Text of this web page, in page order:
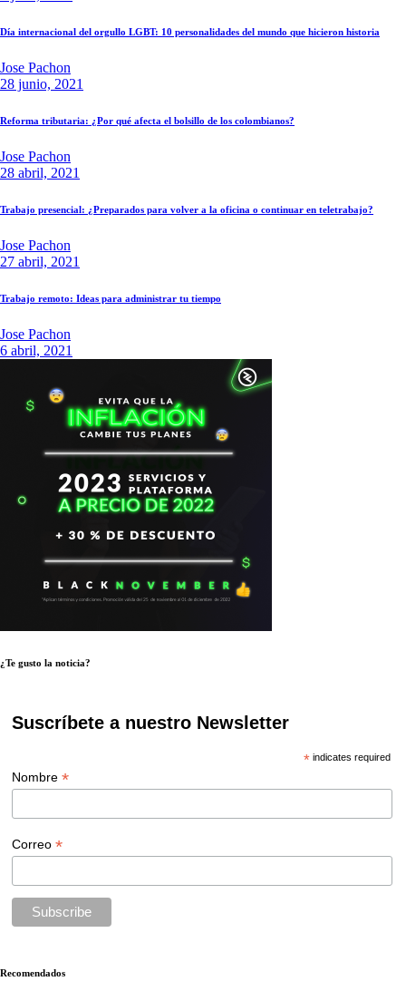
Día internacional del orgullo LGBT: 10 personalidades del mundo que hicieron historia
Jose Pachon
28 junio, 2021
Reforma tributaria: ¿Por qué afecta el bolsillo de los colombianos?
Jose Pachon
28 abril, 2021
Trabajo presencial: ¿Preparados para volver a la oficina o continuar en teletrabajo?
Jose Pachon
27 abril, 2021
Trabajo remoto: Ideas para administrar tu tiempo
Jose Pachon
6 abril, 2021
¿Te gusto la noticia?
Suscríbete a nuestro Newsletter
*indicates required
Nombre*
Correo*
Recomendados